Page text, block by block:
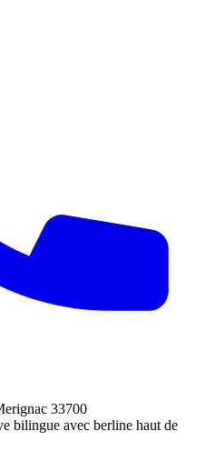
33700
bilingue avec berline haut de